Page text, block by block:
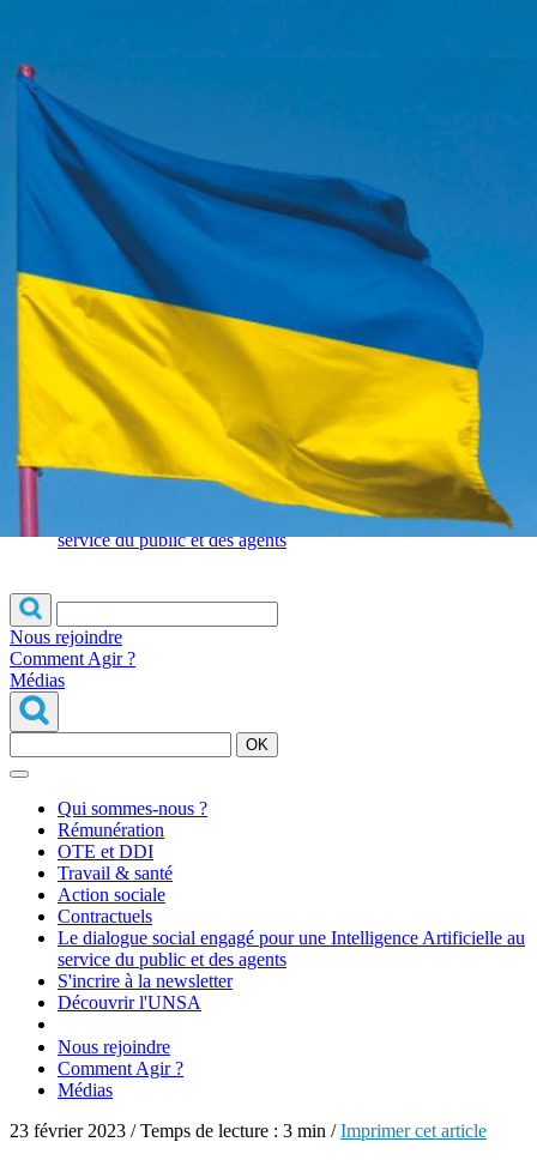
sommes-
S'inscrire à
la
newsletter
Découvrir
Rémunération
|
OTE et DDI
|
Travail & santé
Action sociale
Contractuels
Le dialogue social engagé pour une Intelligence Artificielle au
service du public et des agents
Nous rejoindre
Comment Agir ?
Médias
OK
Qui sommes-nous ?
Rémunération
OTE et DDI
Travail & santé
Action sociale
Contractuels
Le dialogue social engagé pour une Intelligence Artificielle au
service du public et des agents
S'incrire à la newsletter
Découvrir l'UNSA
Nous rejoindre
Comment Agir ?
Médias
23 février 2023 / Temps de lecture : 3 min /Imprimer cet article